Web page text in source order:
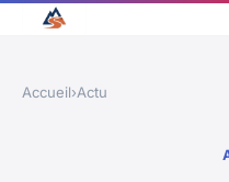
Accueil›Actu